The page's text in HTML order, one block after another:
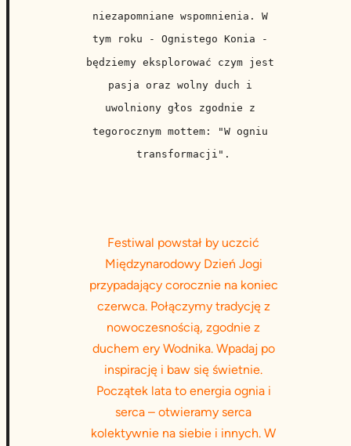
niezapomniane wspomnienia. W
tym roku - Ognistego Konia -
będziemy eksplorować czym jest
pasja oraz wolny duch i
uwolniony głos zgodnie z
tegorocznym mottem: "W ogniu
transformacji".
Festiwal powstał by uczcić
Międzynarodowy Dzień Jogi
przypadający corocznie na koniec
czerwca. Połączymy tradycję z
nowoczesnością, zgodnie z
duchem ery Wodnika. Wpadaj po
inspirację i baw się świetnie.
Początek lata to energia ognia i
serca – otwieramy serca
kolektywnie na siebie i innych. W